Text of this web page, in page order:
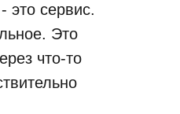
это сервис.
Это
что-то